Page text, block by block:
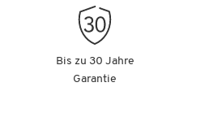
Bis zu 30 Jahre
Garantie